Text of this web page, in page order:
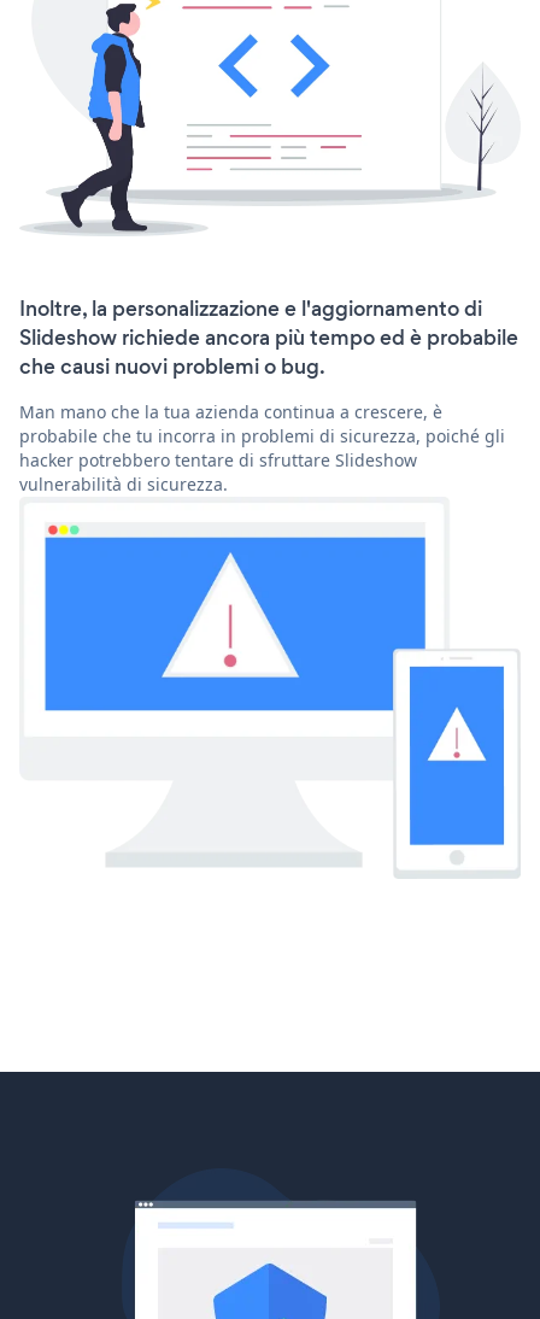
Inoltre, la personalizzazione e l'aggiornamento di
Slideshow richiede ancora più tempo ed è probabile
che causi nuovi problemi o bug.
Man mano che la tua azienda continua a crescere, è
probabile che tu incorra in problemi di sicurezza, poiché gli
hacker potrebbero tentare di sfruttare Slideshow
vulnerabilità di sicurezza.